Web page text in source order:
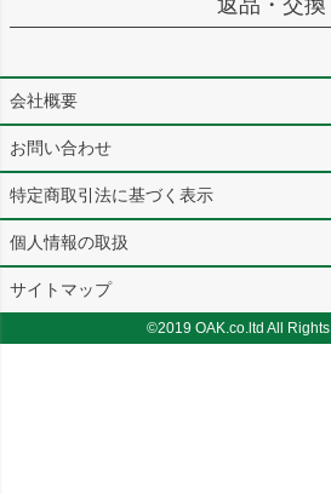
返品・交換
会社概要
お問い合わせ
特定商取引法に基づく表示
個人情報の取扱
サイトマップ
©2019 OAK.co.ltd All